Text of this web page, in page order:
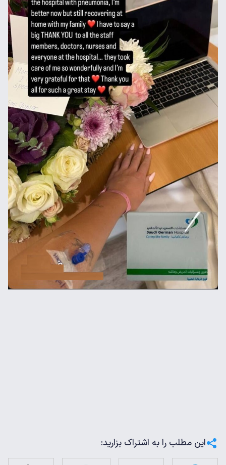
این مطلب را به اشتراک بزارید: